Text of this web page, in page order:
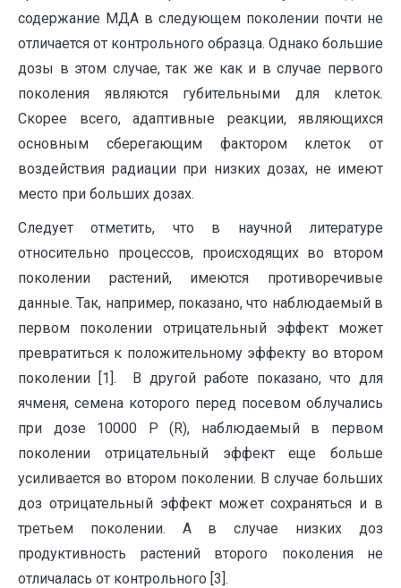
содержание МДА в следующем поколении почти не
отличается от контрольного образца. Однако большие
дозы в этом случае, так же как и в случае первого
поколения являются губительными для клеток.
Скорее всего, адаптивные реакции, являющихся
основным сберегающим фактором клеток от
воздействия радиации при низких дозах, не имеют
место при больших дозах.
Следует отметить, что в научной литературе
относительно процессов, происходящих во втором
поколении растений, имеются противоречивые
данные. Так, например, показано, что наблюдаемый в
первом поколении отрицательный эффект может
превратиться к положительному эффекту во втором
поколении [1]. В другой работе показано, что для
ячменя, семена которого перед посевом облучались
при дозе 10000 Р (R), наблюдаемый в первом
поколении отрицательный эффект еще больше
усиливается во втором поколении. В случае больших
доз отрицательный эффект может сохраняться и в
третьем поколении. А в случае низких доз
продуктивность растений второго поколения не
отличалась от контрольного [3].